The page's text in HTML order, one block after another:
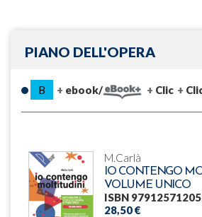
PIANO DELL'OPERA
B ebook/ Clic
M.Carlà
IO CONTENGO
VOLUME UNICO
ISBN
28,50 €